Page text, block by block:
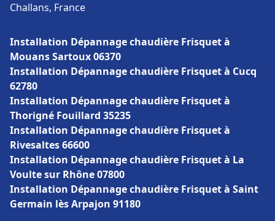
Challans, France
Installation Dépannage chaudière Frisquet à
Mouans Sartoux 06370
Installation Dépannage chaudière Frisquet à Cucq
62780
Installation Dépannage chaudière Frisquet à
Thorigné Fouillard 35235
Installation Dépannage chaudière Frisquet à
Rivesaltes 66600
Installation Dépannage chaudière Frisquet à La
Voulte sur Rhône 07800
Installation Dépannage chaudière Frisquet à Saint
Germain lès Arpajon 91180